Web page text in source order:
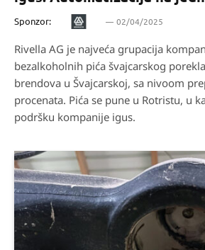
Sponzor: 02/04/2025
Rivella AG je najveća grupacija
bezalkoholnih pića švajcarskog
brendova u Švajcarskoj, sa nivoom
procenata. Pića se pune u Rotristu, u
podršku kompanije igus.